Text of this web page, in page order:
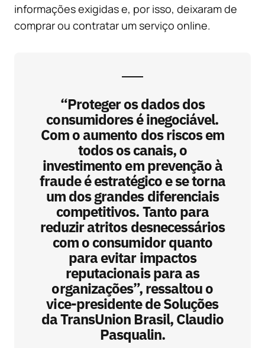
informações exigidas e, por isso, deixaram de
comprar ou contratar um serviço online.
“Proteger os dados dos
consumidores é inegociável.
Com o aumento dos riscos em
todos os canais, o
investimento em prevenção à
fraude é estratégico e se torna
um dos grandes diferenciais
competitivos. Tanto para
reduzir atritos desnecessários
com o consumidor quanto
para evitar impactos
reputacionais para as
organizações”, ressaltou o
vice-presidente de Soluções
da TransUnion Brasil, Claudio
Pasqualin.